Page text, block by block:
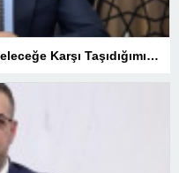
Fetih Ahmet Biçer: 15 Temmuz, Geleceğe Karşı Taşıdığımız Sorumluluğu Hatırlatan Bir Milattır